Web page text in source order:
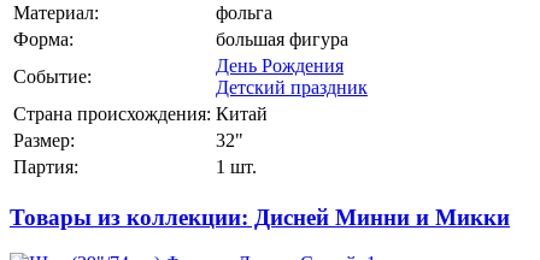
Материал:
фольга
Форма:
большая фигура
Событие:
День Рождения
Детский праздник
Страна происхождения: Китай
Размер:
32"
Партия:
1 шт.
Товары из коллекции: Дисней Минни и Микки